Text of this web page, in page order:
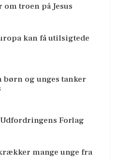
troen på Jesus
kan få utilsigtede
og unges tanker
Forlag
mange unge fra